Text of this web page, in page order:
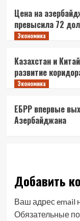
Цена на
превысила 72
Экономика
Казахстан и
развитие
Экономика
ЕБРР впервые
Азербайджана
Добавить
Ваш адрес email
Обязательные